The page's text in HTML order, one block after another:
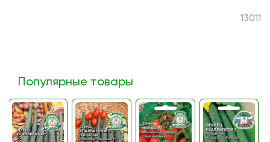
13011
Популярные товары